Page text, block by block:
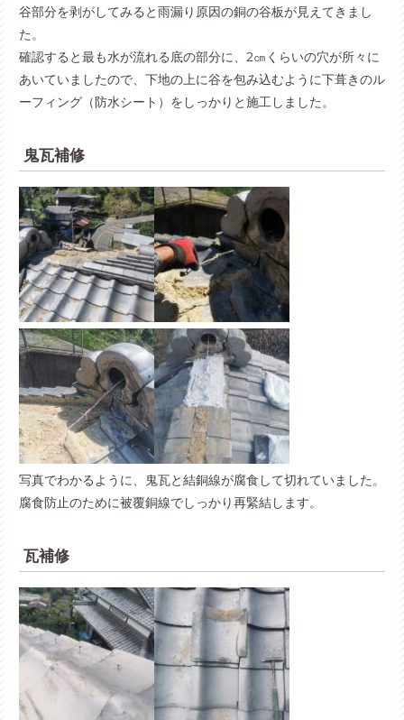
谷部分を剥がしてみると雨漏り原因の銅の谷板が見えてきまし
た。
確認すると最も水が流れる底の部分に、2㎝くらいの穴が所々に
あいていましたので、下地の上に谷を包み込むように下葺きのル
ーフィング（防水シート）をしっかりと施工しました。
鬼瓦補修
写真でわかるように、鬼瓦と結銅線が腐食して切れていました。
腐食防止のために被覆銅線でしっかり再緊結します。
瓦補修